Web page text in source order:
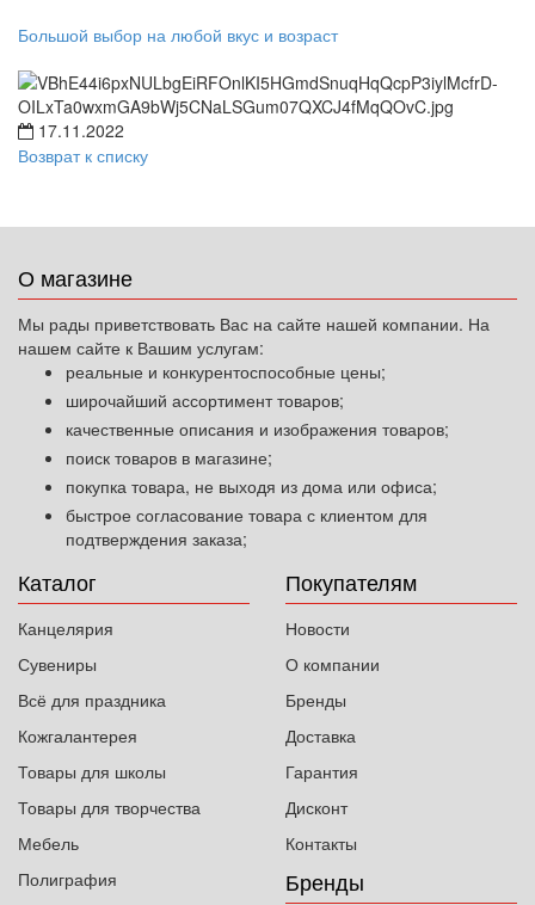
Большой выбор на любой вкус и возраст
17.11.2022
Возврат к списку
О магазине
Мы рады приветствовать Вас на сайте нашей компании. На
нашем сайте к Вашим услугам:
реальные и конкурентоспособные цены;
широчайший ассортимент товаров;
качественные описания и изображения товаров;
поиск товаров в магазине;
покупка товара, не выходя из дома или офиса;
быстрое согласование товара с клиентом для
подтверждения заказа;
Каталог
Канцелярия
Сувениры
Всё для праздника
Кожгалантерея
Товары для школы
Товары для творчества
Мебель
Полиграфия
Покупателям
Новости
О компании
Бренды
Доставка
Гарантия
Дисконт
Контакты
Бренды